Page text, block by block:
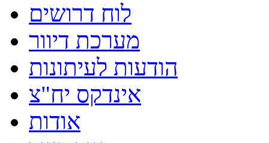
לוח דרושים
מערכת דיוור
הודעות לעיתונות
אינדקס יח"צ
אודות